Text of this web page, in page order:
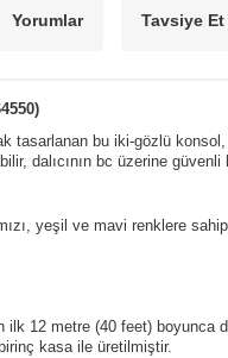
Yorumlar Tavsiye Et
tasarlanan bu iki-gözlü
dalıcının bc üzerine
yeşil ve mavi renklere
12 metre (40 feet) boyunca
kasa ile üretilmiştir.